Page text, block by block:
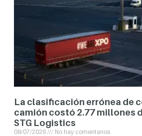
La clasificación errónea de
camión costó 2.77 millones
STG Logistics
08/07/2026 No hay comentarios